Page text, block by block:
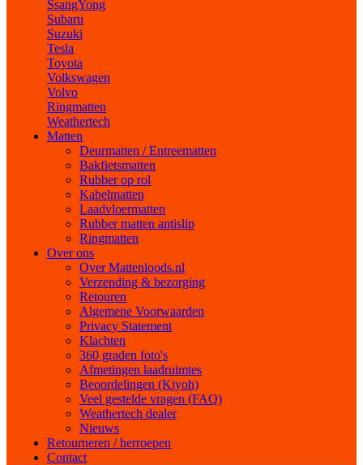
SsangYong
Subaru
Suzuki
Tesla
Toyota
Volkswagen
Volvo
Ringmatten
Weathertech
Matten
Deurmatten / Entreematten
Bakfietsmatten
Rubber op rol
Kabelmatten
Laadvloermatten
Rubber matten antislip
Ringmatten
Over ons
Over Mattenloods.nl
Verzending & bezorging
Retouren
Algemene Voorwaarden
Privacy Statement
Klachten
360 graden foto's
Afmetingen laadruimtes
Beoordelingen (Kiyoh)
Veel gestelde vragen (FAQ)
Weathertech dealer
Nieuws
Retourneren / herroepen
Contact